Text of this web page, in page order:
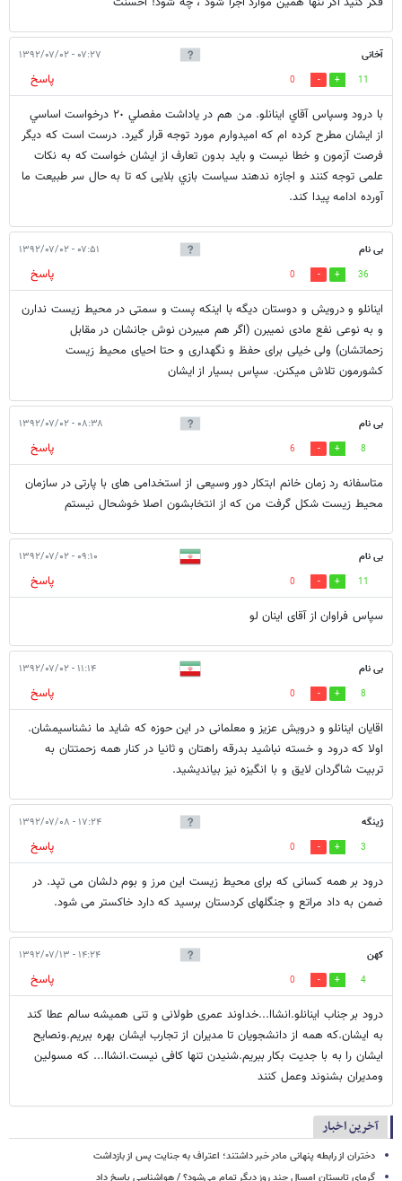
آخانى ۰۷:۲۷ - ۱۳۹۲/۰۷/۰۲
11
0
پاسخ
با درود وسپاس آقاي اينانلو. من هم در ياداشت مفصلي ٢٠ درخواست اساسي
از ايشان مطرح كرده ام كه اميدوارم مورد توجه قرار گيرد. درست است كه ديگر
فرصت آزمون و خطا نيست و بايد بدون تعارف از ايشان خواست كه به نكات
علمى توجه كنند و اجازه ندهند سياست بازي بلايى كه تا به حال سر طبيعت ما
آورده ادامه پيدا كند.
بی نام ۰۷:۵۱ - ۱۳۹۲/۰۷/۰۲
36
0
پاسخ
اینانلو و درویش و دوستان دیگه با اینکه پست و سمتی در محیط زیست ندارن
و به نوعی نفع مادی نمیبرن (اگر هم میبردن نوش جانشان در مقابل
زحماتشان) ولی خیلی برای حفظ و نگهداری و حتا احیای محیط زیست
کشورمون تلاش میکنن. سپاس بسیار از ایشان
بی نام ۰۸:۳۸ - ۱۳۹۲/۰۷/۰۲
8
6
پاسخ
متاسفانه رد زمان خانم ابتکار دور وسیعی از استخدامی های با پارتی در سازمان
محیط زیست شکل گرفت من که از انتخابشون اصلا خوشحال نیستم
بی نام ۰۹:۱۰ - ۱۳۹۲/۰۷/۰۲
11
0
پاسخ
سپاس فراوان از آقای اینان لو
بی نام ۱۱:۱۴ - ۱۳۹۲/۰۷/۰۲
8
0
پاسخ
اقایان اینانلو و درویش عزیز و معلمانی در این حوزه که شاید ما نشناسیمشان.
اولا که درود و خسته نباشید بدرقه راهتان و ثانیا در کنار همه زحمتتان به
تربیت شاگردان لایق و با انگیزه نیز بیاندیشید.
ژینگه ۱۷:۲۴ - ۱۳۹۲/۰۷/۰۸
3
0
پاسخ
درود بر همه کسانی که برای محیط زیست این مرز و بوم دلشان می تپد. در
ضمن به داد مراتع و جنگلهای کردستان برسید که دارد خاکستر می شود.
کهن ۱۴:۲۴ - ۱۳۹۲/۰۷/۱۳
4
0
پاسخ
درود بر جناب اینانلو.انشاا...خداوند عمری طولانی و تنی همیشه سالم عطا کند
به ایشان.که همه از دانشجویان تا مدیران از تجارب ایشان بهره ببریم.ونصایح
ایشان را به با جدیت بکار ببریم.شنیدن تنها کافی نیست.انشاا... که مسولین
ومدیران بشنوند وعمل کنند
آخرین اخبار
دختران از رابطه پنهانی مادر خبر داشتند؛ اعتراف به جنایت پس از بازداشت